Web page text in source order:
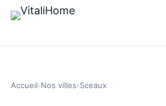
Accueil›Nos villes›Sceaux